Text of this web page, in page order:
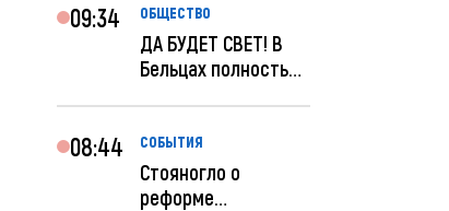
09:34 ОБЩЕСТВО
ДА БУДЕТ СВЕТ! В
Бельцах полностью
08:44 СОБЫТИЯ
Стояногло о
реформе